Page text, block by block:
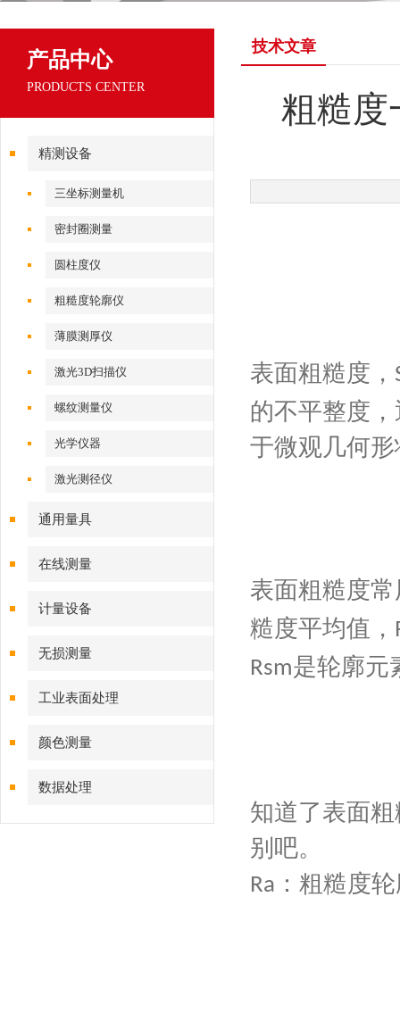
产品中心
PRODUCTS CENTER
精测设备
三坐标测量机
密封圈测量
圆柱度仪
粗糙度轮廓仪
薄膜测厚仪
激光3D扫描仪
螺纹测量仪
光学仪器
激光测径仪
通用量具
在线测量
计量设备
无损测量
工业表面处理
颜色测量
数据处理
技术文章
粗糙度
表面粗糙度，
的不平整度 ，
于微观几何
表面粗糙度
糙度平均值，
Rsm是轮廓元
知道了表面
别吧。
Ra ：粗糙度